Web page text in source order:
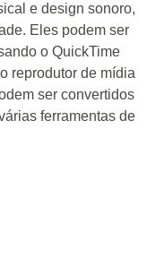
e design sonoro,
Eles podem ser
o QuickTime
reprodutor de mídia
ser convertidos
ferramentas de